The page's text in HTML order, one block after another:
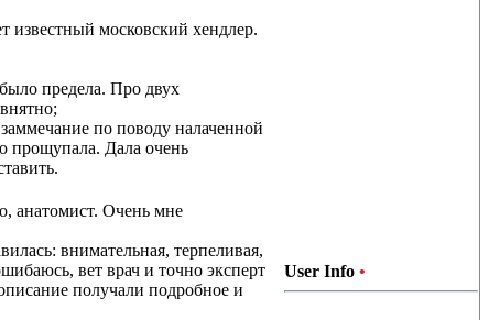
известный московский хендлер.
предела. Про двух
по поводу налаченной
прощупала. Дала очень
анатомист. Очень мне
внимательная, терпеливая,
вет врач и точно эксперт
получали подробное и
User Info •